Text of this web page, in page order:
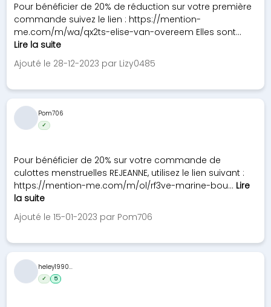
Pour bénéficier de 20% de réduction sur votre première
commande suivez le lien : https://mention-
me.com/m/wa/qx2ts-elise-van-overeem Elles sont...
Lire la suite
Ajouté le 28-12-2023 par Lizy0485
Pour bénéficier de 20% sur votre commande de
culottes menstruelles REJEANNE, utilisez le lien suivant :
https://mention-me.com/m/ol/rf3ve-marine-bou... Lire
la suite
Ajouté le 15-01-2023 par Pom706
Pom706
✓
heley1990...
✓ 5